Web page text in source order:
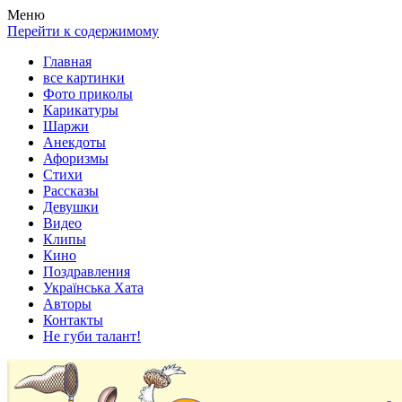
Весела хата — прикольные картинки, смешные истории, клипы!
Покажем всем ваши фото приколы, карикатуры, шаржи, стихи,
Меню
Перейти к содержимому
Главная
все картинки
Фото приколы
Карикатуры
Шаржи
Анекдоты
Афоризмы
Стихи
Рассказы
Девушки
Видео
Клипы
Кино
Поздравления
Українська Хата
Авторы
Контакты
Не губи талант!